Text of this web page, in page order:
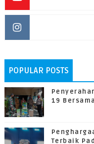
POPULAR POSTS
19
Terbaik